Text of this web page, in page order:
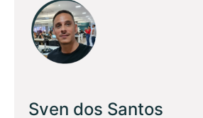
Sven dos Santos